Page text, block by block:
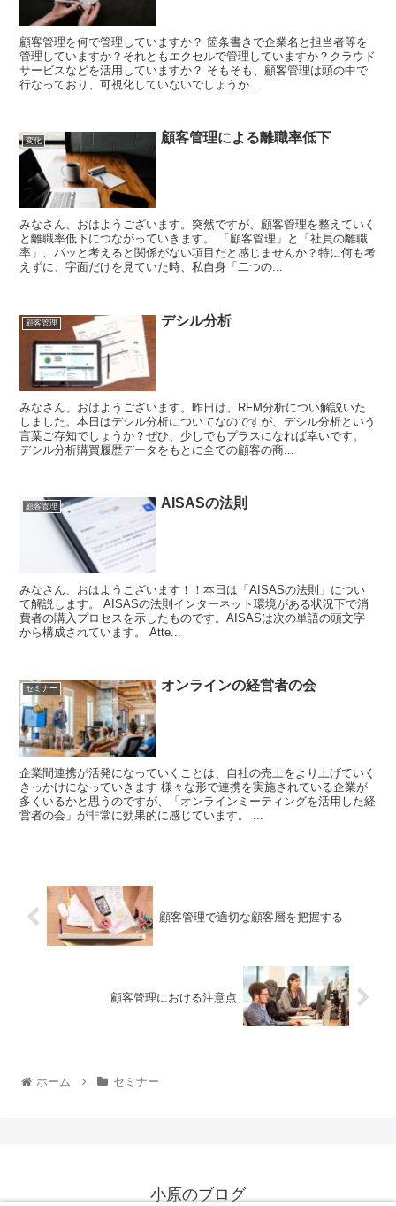
顧客管理を何で管理していますか？ 箇条書きで企業名と担当者等を
管理していますか？それともエクセルで管理していますか？クラウド
サービスなどを活用していますか？ そもそも、顧客管理は頭の中で
行なっており、可視化していないでしょうか...
変化 顧客管理による離職率低下
みなさん、おはようございます。突然ですが、顧客管理を整えていく
と離職率低下につながっていきます。 「顧客管理」と「社員の離職
率」、パッと考えると関係がない項目だと感じませんか？特に何も考
えずに、字面だけを見ていた時、私自身「二つの...
顧客管理 デシル分析
みなさん、おはようございます。昨日は、RFM分析につい解説いた
しました。本日はデシル分析についてなのですが、デシル分析という
言葉ご存知でしょうか？ぜひ、少しでもプラスになれば幸いです。
デシル分析購買履歴データをもとに全ての顧客の商...
顧客管理 AISASの法則
みなさん、おはようございます！！本日は「AISASの法則」につい
て解説します。 AISASの法則インターネット環境がある状況下で消
費者の購入プロセスを示したものです。AISASは次の単語の頭文字
から構成されています。 Atte...
セミナー オンラインの経営者の会
企業間連携が活発になっていくことは、自社の売上をより上げていく
きっかけになっていきます 様々な形で連携を実施されている企業が
多くいるかと思うのですが、「オンラインミーティングを活用した経
営者の会」が非常に効果的に感じています。 ...
顧客管理で適切な顧客層を把握する
顧客管理における注意点
ホーム セミナー
小原のブログ